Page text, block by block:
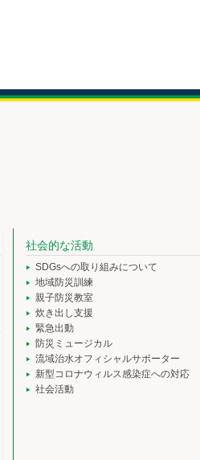
社会的な活動
SDGsへの取り組みについて
地域防災訓練
親子防災教室
炊き出し支援
緊急出動
防災ミュージカル
流域治水オフィシャルサポーター
新型コロナウィルス感染症への対応
社会活動